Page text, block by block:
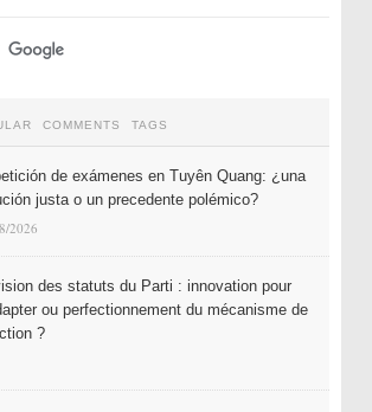
COMMENTS TAGS
de exámenes en Tuyên Quang: ¿una
justa o un precedente polémico?
2026
des statuts du Parti : innovation pour
ou perfectionnement du mécanisme de
?